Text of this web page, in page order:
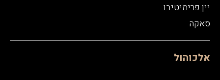
יין פרימיטיבו
סאקה
אלכוהול